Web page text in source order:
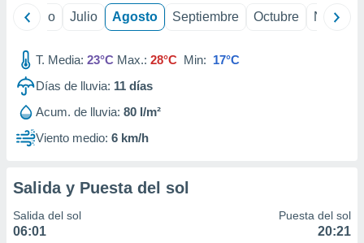
Junio Julio Agosto Septiembre Octubre
T. Media: 23°C Max.: 28°C Min: 17°C
Días de lluvia: 11 días
Acum. de lluvia: 80 l/m²
Viento medio: 6 km/h
Salida y Puesta del sol
Salida del sol
06:01
Puesta del sol
20:21